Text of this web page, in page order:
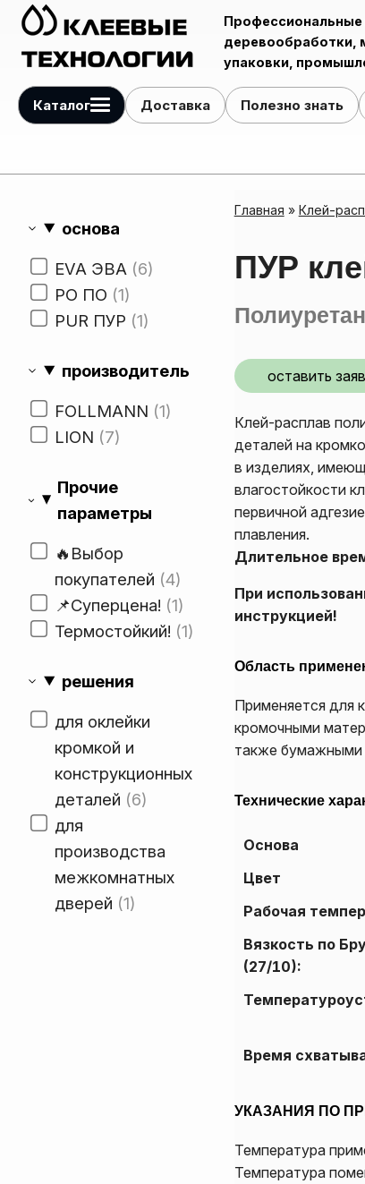
Профессиональные
деревообработки,
упаковки,
Каталог Доставка Полезно знать
основа
EVA ЭВА
6
PO ПО 1
PUR ПУР 1
производитель
FOLLMANN 1
LION
7
Прочие
параметры
🔥Выбор
покупателей 4
📌Суперцена! 1
Термостойкий! 1
решения
для оклейки
кромкой и
конструкционных
деталей
6
для
производства
межкомнатных
дверей 1
Главная » Клей-
ПУР
оставить
Клей-расплав
деталей на
в изделиях,
влагостойкости
первичной
плавления.
Длительное
При
инструкцией!
Область
Применяется для
кромочными
также бумажными
Технические
Основа
Цвет
Рабочая
Вязкость по
(27/10):
Время
УКАЗАНИЯ ПО
Температура
Температура